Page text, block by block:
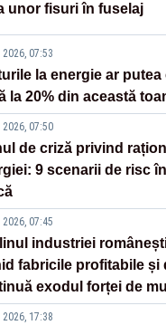
unor fisuri în fuselaj
07:53
la energie ar putea
la 20% din această
07:50
de criză privind
9 scenarii de risc
07:45
industriei
fabricile profitabile și
exodul forței de
17:38